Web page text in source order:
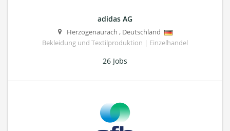
adidas AG
Herzogenaurach , Deutschland
Bekleidung und Textilproduktion | Einzelhandel
26 Jobs